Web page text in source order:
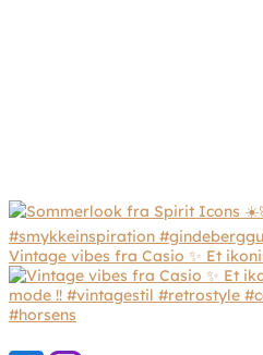
Vintage vibes fra Casio ✨ Et